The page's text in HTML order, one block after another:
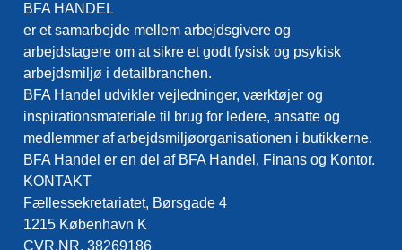
BFA HANDEL
er et samarbejde mellem arbejdsgivere og
arbejdstagere om at sikre et godt fysisk og psykisk
arbejdsmiljø i detailbranchen.
BFA Handel udvikler vejledninger, værktøjer og
inspirationsmateriale til brug for ledere, ansatte og
medlemmer af arbejdsmiljøorganisationen i butikkerne.
BFA Handel er en del af BFA Handel, Finans og Kontor.
KONTAKT
Fællessekretariatet, Børsgade 4
1215 København K
CVR.NR. 38269186